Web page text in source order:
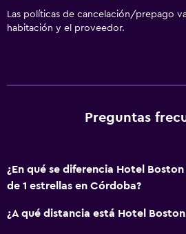
Las políticas de cancelación/prepago
habitación y el proveedor.
Preguntas
¿En qué se diferencia Hotel
de 1 estrellas en Córdoba?
¿A qué distancia está Hotel